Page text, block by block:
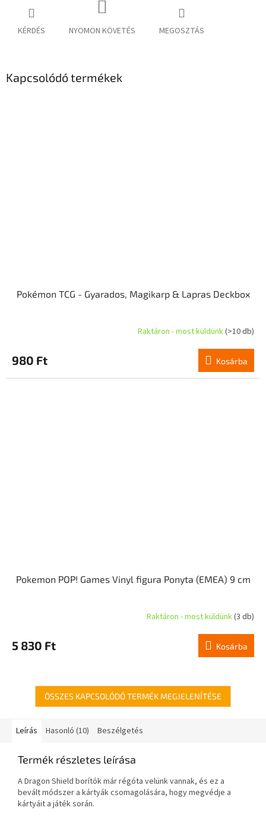
KÉRDÉS NYOMON KÖVETÉS MEGOSZTÁS
Kapcsolódó termékek
Pokémon TCG - Gyarados, Magikarp & Lapras Deckbox
Raktáron - most küldünk(>10 db)
980 Ft Kosárba
Pokemon POP! Games Vinyl figura Ponyta (EMEA) 9 cm
átlagos
értékelése
Raktáron - most küldünk(3 db)
5 830 Ft Kosárba
ÖSSZES KAPCSOLÓDÓ TERMÉK MEGJELENÍTÉSE
Leírás Hasonló (10) Beszélgetés
Termék részletes leírása
A Dragon Shield borítók már régóta velünk vannak, és ez a
bevált módszer a kártyák csomagolására, hogy megvédje a
kártyáit a játék során.